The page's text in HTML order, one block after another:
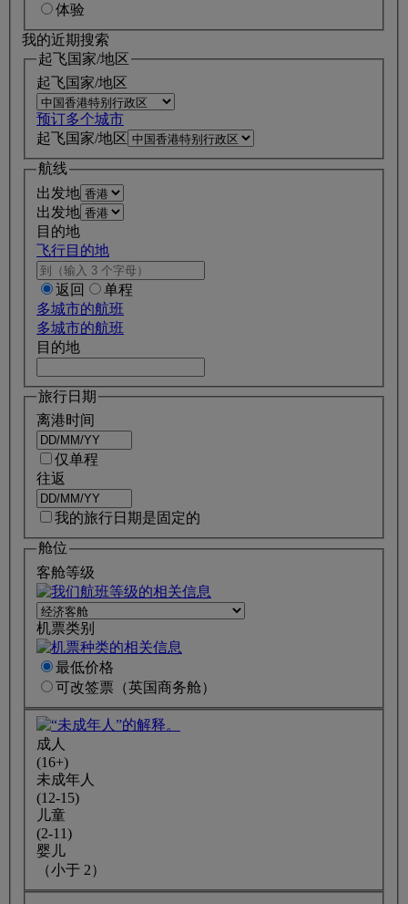
体验
我的近期搜索
起飞国家/地区
起飞国家/地区
预订多个城市
起飞国家/地区
航线
出发地
出发地
目的地
飞行目的地
返回
单程
多城市的航班
多城市的航班
目的地
旅行日期
离港时间
仅单程
往返
我的旅行日期是固定的
舱位
客舱等级
机票类别
最低价格
可改签票 （英国商务舱）
成人
(16+)
未成年人
(12-15)
儿童
(2-11)
婴儿
（小于 2）